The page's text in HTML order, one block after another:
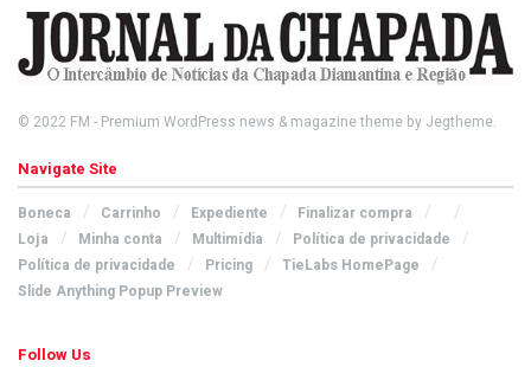
© 2022 FM - Premium WordPress news & magazine theme by Jegtheme.
Navigate Site
Boneca Carrinho Expediente
Finalizar compra
Loja
Minha conta Multimídia
Política de privacidade
Política de privacidade
Pricing
TieLabs HomePage
Slide Anything Popup Preview
Follow Us